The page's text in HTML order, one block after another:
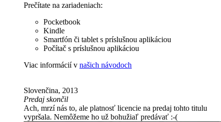
Prečítate na zariadeniach:
Pocketbook
Kindle
Smartfón či tablet s príslušnou aplikáciou
Počítač s príslušnou aplikáciou
Viac informácií v našich návodoch
Slovenčina, 2013
Predaj skončil
Ach, mrzí nás to, ale platnosť licencie na predaj tohto titulu
vypršala. Nemôžeme ho už bohužiaľ predávať :-(